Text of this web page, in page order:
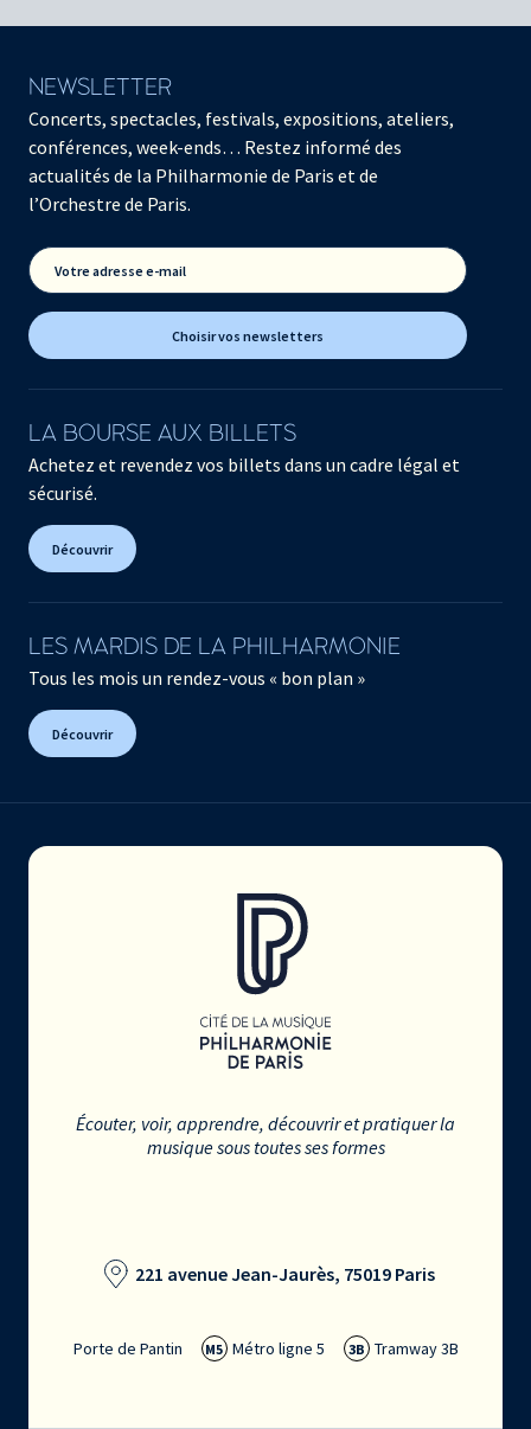
NEWSLETTER
Concerts, spectacles, festivals, expositions, ateliers,
conférences, week-ends… Restez informé des
actualités de la Philharmonie de Paris et de
l’Orchestre de Paris.
Votre adresse e-mail
Choisir vos newsletters
LA BOURSE AUX BILLETS
Achetez et revendez vos billets dans un cadre légal et
sécurisé.
Découvrir
LES MARDIS DE LA PHILHARMONIE
Tous les mois un rendez-vous « bon plan »
Découvrir
Écouter, voir, apprendre, découvrir et pratiquer la
musique sous toutes ses formes
221 avenue Jean-Jaurès, 75019 Paris
Porte de Pantin M5 Métro ligne 5 3B Tramway 3B